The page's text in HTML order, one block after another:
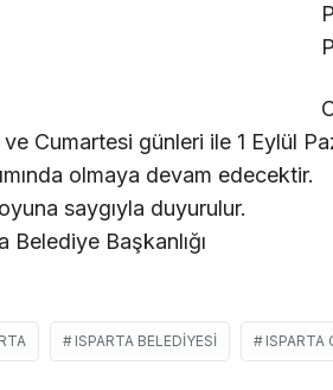
Cumartesi günleri ile 1 Eylül
olmaya devam edecektir.
saygıyla duyurulur.
Belediye Başkanlığı
ISPARTA BELEDIYESI ISPARTA